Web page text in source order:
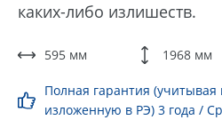
каких-либо излишеств.
595 мм 1968 мм
Полная гарантия
изложенную в РЭ) 3 года /